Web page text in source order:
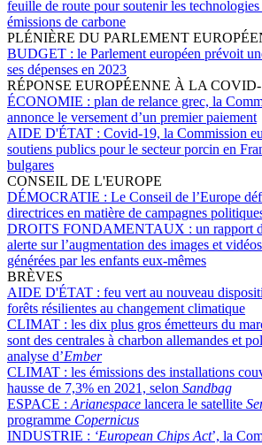
feuille de route pour soutenir les
émissions de carbone
PLÉNIÈRE DU PARLEMENT
BUDGET : le Parlement européen prévoit
ses dépenses en 2023
RÉPONSE EUROPÉENNE À LA
ÉCONOMIE : plan de relance grec, la
annonce le versement d’un premier paiement
AIDE D'ÉTAT : Covid-19, la Commission
soutiens publics pour le secteur porcin en
bulgares
CONSEIL DE L'EUROPE
DÉMOCRATIE : Le Conseil de l’Europe
directrices en matière de campagnes
DROITS FONDAMENTAUX : un rapport
alerte sur l’augmentation des images et
générées par les enfants eux-mêmes
BRÈVES
AIDE D'ÉTAT : feu vert au nouveau
forêts résilientes au changement climatique
CLIMAT : les dix plus gros émetteurs du
sont des centrales à charbon allemandes et
analyse d’Ember
CLIMAT : les émissions des installations
hausse de 7,3% en 2021, selon Sandbag
ESPACE : Arianespace lancera le satellite
programme Copernicus
INDUSTRIE : ‘European Chips Act’, la